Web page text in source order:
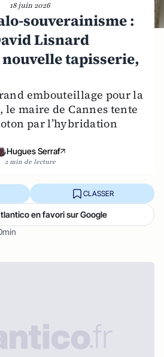
18 juin 2026
souverainisme :
Lisnard
tapisserie,
embouteillage pour la
le maire de Cannes tente
par l’hybridation
Hugues Serraf
2 min de lecture
CLASSER
en favori sur Google